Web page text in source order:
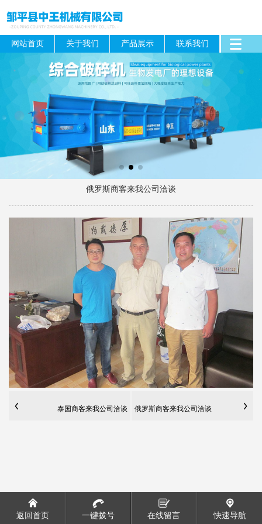
网站首页 关于我们 产品展示 联系我们
俄罗斯商客来我公司洽谈
泰国商客来我公司洽谈 俄罗斯商客来我公司洽谈
返回首页 一键拨号 在线留言 快速导航